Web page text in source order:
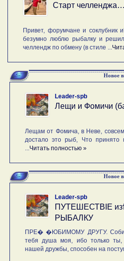
Старт
Привет, форумчане и
безумно люблю рыбалку и
челлендж по обмену (в стиле ...
Новое
Leader-spb
Лещи и Фомичи
Лещам от Фомича, в Неве,
достало это рыб, Что
Читать полностью »
Новое
Leader-spb
ПУТЕШЕСТВIE
РЫБАЛКУ
ПРЕ� �ЮБИМОМУ ДРУГУ.
тебя душа моя, ибо только ты,
нашей дружбы, способен на